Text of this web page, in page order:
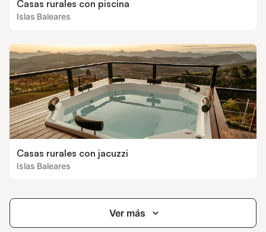
Casas rurales con piscina
Islas Baleares
Casas rurales con jacuzzi
Islas Baleares
Ver más